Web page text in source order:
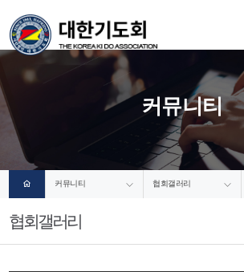
커뮤니티
커뮤니티 협회갤러리
협회갤러리